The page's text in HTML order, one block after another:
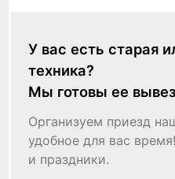
У вас есть старая
техника?
Мы готовы ее
Организуем приезд
удобное для вас
и праздники.